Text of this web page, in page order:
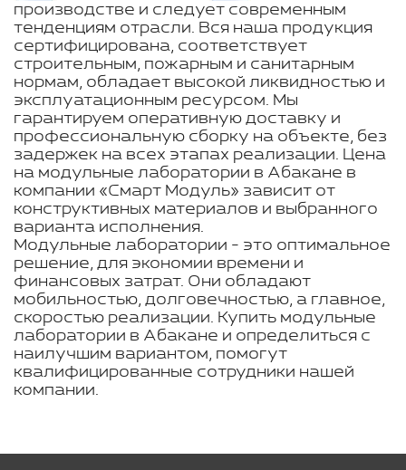
производстве и следует современным
тенденциям отрасли. Вся наша продукция
сертифицирована, соответствует
строительным, пожарным и санитарным
нормам, обладает высокой ликвидностью и
эксплуатационным ресурсом. Мы
гарантируем оперативную доставку и
профессиональную сборку на объекте, без
задержек на всех этапах реализации. Цена
на модульные лаборатории в Абакане в
компании «Смарт Модуль» зависит от
конструктивных материалов и выбранного
варианта исполнения.
Модульные лаборатории - это оптимальное
решение, для экономии времени и
финансовых затрат. Они обладают
мобильностью, долговечностью, а главное,
скоростью реализации. Купить модульные
лаборатории в Абакане и определиться с
наилучшим вариантом, помогут
квалифицированные сотрудники нашей
компании.